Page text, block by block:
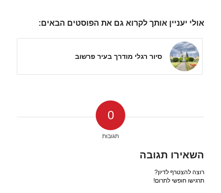
אולי יעניין אותך לקרוא גם את הפוסטים הבאים:
סיור רגלי מודרך בעיר פרשוב
0
תגובות
השאירו תגובה
רוצה להצטרף לדיון?
תרגישו חופשי לתרום!